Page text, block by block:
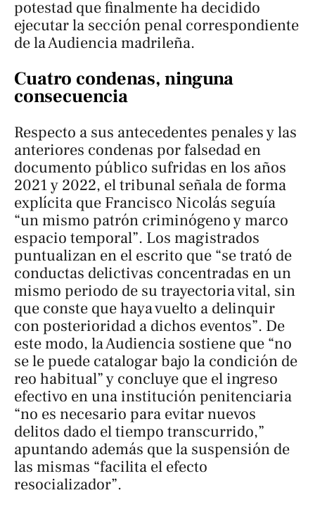
potestad que finalmente ha decidido
ejecutar la sección penal correspondiente
de la Audiencia madrileña.
Cuatro condenas, ninguna
consecuencia
Respecto a sus antecedentes penales y las
anteriores condenas por falsedad en
documento público sufridas en los años
2021 y 2022, el tribunal señala de forma
explícita que Francisco Nicolás seguía
“un mismo patrón criminógeno y marco
espacio temporal”. Los magistrados
puntualizan en el escrito que “se trató de
conductas delictivas concentradas en un
mismo periodo de su trayectoria vital, sin
que conste que haya vuelto a delinquir
con posterioridad a dichos eventos”. De
este modo, la Audiencia sostiene que “no
se le puede catalogar bajo la condición de
reo habitual” y concluye que el ingreso
efectivo en una institución penitenciaria
“no es necesario para evitar nuevos
delitos dado el tiempo transcurrido,”
apuntando además que la suspensión de
las mismas “facilita el efecto
resocializador”.